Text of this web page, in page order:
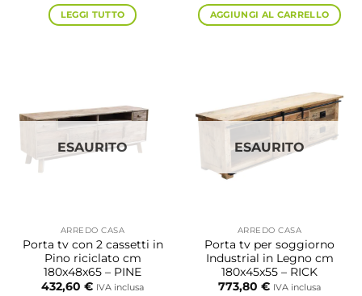
LEGGI TUTTO AGGIUNGI AL CARRELLO
ESAURITO
ARREDO CASA
Porta tv con 2 cassetti in
Pino riciclato cm
180x48x65 – PINE
432,60 € IVA inclusa
ESAURITO
ARREDO CASA
Porta tv per soggiorno
Industrial in Legno cm
180x45x55 – RICK
773,80 € IVA inclusa